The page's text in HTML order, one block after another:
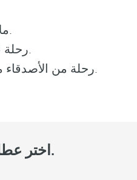
ملاذ للأزواج في بيئة طفيلية.
رحلة عائلية مع الأطفال كأبطال.
رحلة من الأصدقاء مع الأنشطة لجميع الأذواق.
اختر عطلة القصر.